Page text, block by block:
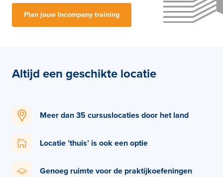
Plan jouw Incompany training
Altijd een geschikte locatie
Meer dan 35 cursuslocaties door het land
Locatie ’thuis’ is ook een optie
Genoeg ruimte voor de praktijkoefeningen